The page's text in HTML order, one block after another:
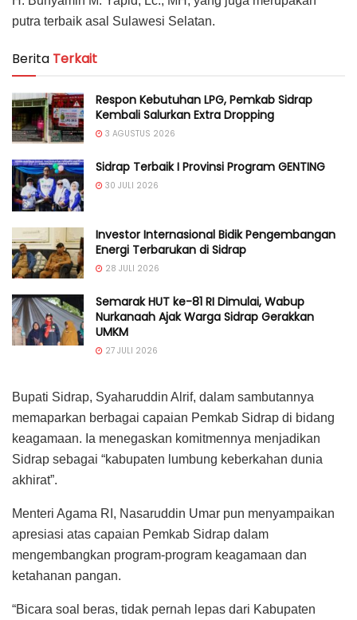
putra terbaik asal Sulawesi Selatan.
Berita Terkait
Respon Kebutuhan LPG, Pemkab Sidrap
Kembali Salurkan Extra Dropping
3 AGUSTUS 2026
Sidrap Terbaik I Provinsi Program GENTING
30 JULI 2026
Investor Internasional Bidik Pengembangan
Energi Terbarukan di Sidrap
28 JULI 2026
Semarak HUT ke-81 RI Dimulai, Wabup
Nurkanaah Ajak Warga Sidrap Gerakkan
UMKM
27 JULI 2026
Bupati Sidrap, Syaharuddin Alrif, dalam sambutannya
memaparkan berbagai capaian Pemkab Sidrap di bidang
keagamaan. Ia menegaskan komitmennya menjadikan
Sidrap sebagai “kabupaten lumbung keberkahan dunia
akhirat”.
Menteri Agama RI, Nasaruddin Umar pun menyampaikan
apresiasi atas capaian Pemkab Sidrap dalam
mengembangkan program-program keagamaan dan
ketahanan pangan.
“Bicara soal beras, tidak pernah lepas dari Kabupaten